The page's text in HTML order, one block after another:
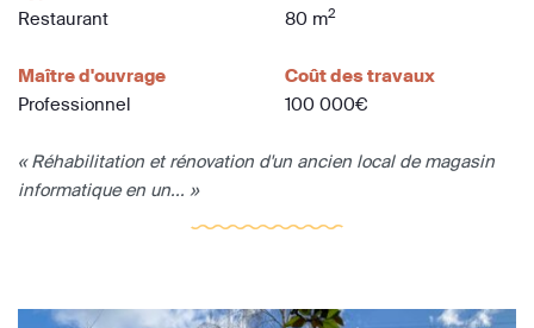
Restaurant
80 m2
Maître d'ouvrage
Professionnel
Coût des travaux
100 000€
« Réhabilitation et rénovation d'un ancien local de magasin
informatique en un... »